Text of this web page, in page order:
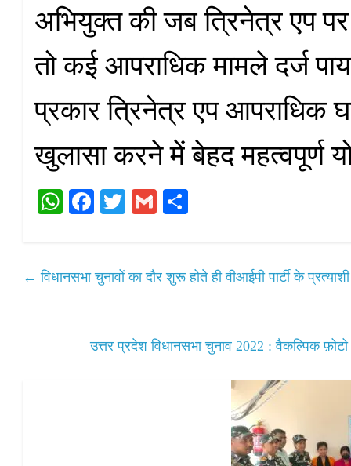
अभियुक्त की जब त्रिनेत्र एप
तो कई आपराधिक मामले दर्ज
प्रकार त्रिनेत्र एप आपराधिक
खुलासा करने में बेहद महत्वपूर्ण
W
A
Fa
ok
T
r
G
← विधानसभा चुनावों का दौर शुरू होते ही वीआईपी पार्टी के
उत्तर प्रदेश विधानसभा चुनाव 2022 : वैकल्पिक